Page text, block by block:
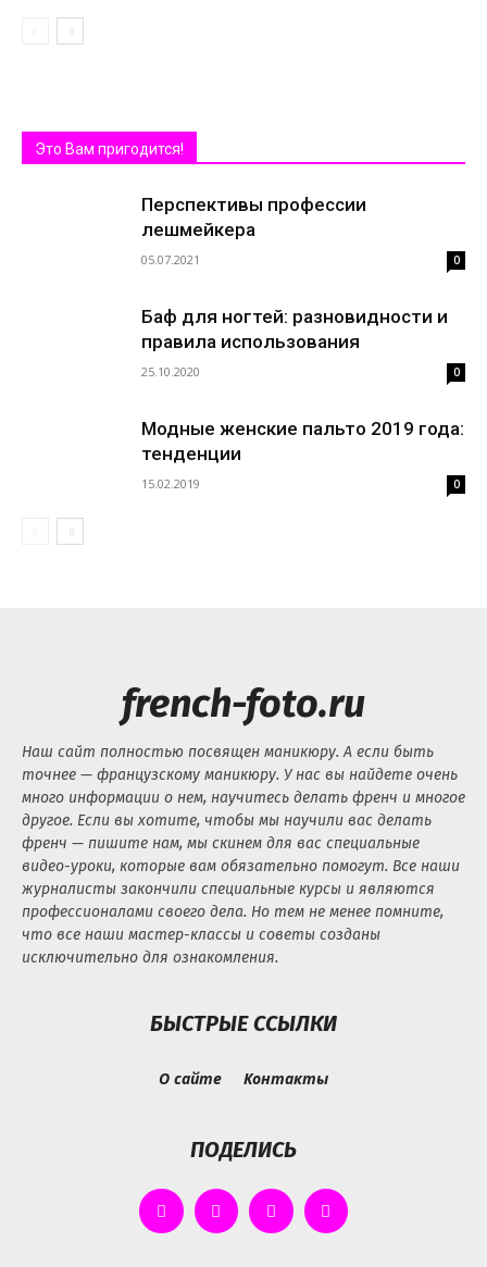
Это Вам пригодится!
Перспективы профессии
лешмейкера
05.07.2021 0
Баф для ногтей: разновидности и
правила использования
25.10.2020 0
Модные женские пальто 2019 года:
тенденции
15.02.2019 0
french-foto.ru
Наш сайт полностью посвящен маникюру. А если быть
точнее — французскому маникюру. У нас вы найдете очень
много информации о нем, научитесь делать френч и многое
другое. Если вы хотите, чтобы мы научили вас делать
френч — пишите нам, мы скинем для вас специальные
видео-уроки, которые вам обязательно помогут. Все наши
журналисты закончили специальные курсы и являются
профессионалами своего дела. Но тем не менее помните,
что все наши мастер-классы и советы созданы
исключительно для ознакомления.
БЫСТРЫЕ ССЫЛКИ
О сайте Контакты
ПОДЕЛИСЬ